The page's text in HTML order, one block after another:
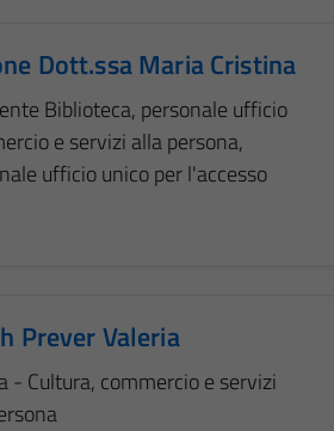
Dott.ssa Maria Cristina
Biblioteca, personale ufficio
e servizi alla persona,
ufficio unico per l'accesso
Prever Valeria
- Cultura, commercio e servizi